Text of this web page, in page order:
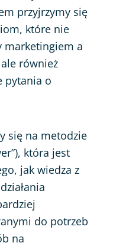
przyjrzymy się
które nie
marketingiem a
również
pytania o
się na metodzie
która jest
jak wiedza z
do potrzeb
na